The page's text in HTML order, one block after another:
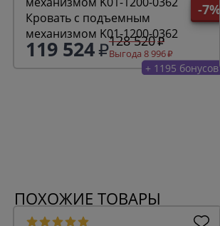
-7%
Кровать с подъемным
механизмом K01-1200-0362
119 524 128 520
Выгода 8 996
+ 1195 бонусов
ПОХОЖИЕ ТОВАРЫ